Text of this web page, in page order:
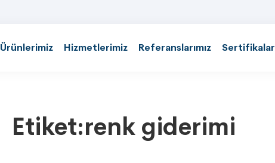
Ürünlerimiz Hizmetlerimiz Referanslarımız Sertifikalar
Etiket:renk giderimi